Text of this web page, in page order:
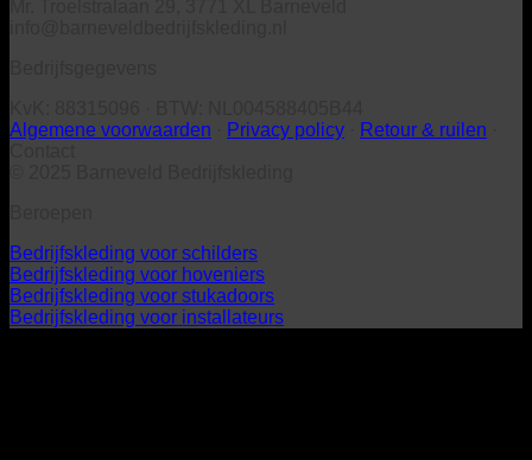
Algemene voorwaarden
Privacy policy Retour & ruilen
Bedrijfskleding voor schilders
Bedrijfskleding voor hoveniers
Bedrijfskleding voor stukadoors
Bedrijfskleding voor installateurs